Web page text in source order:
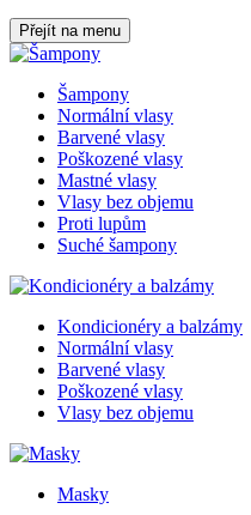
Přejít na menu
Šampony
Normální vlasy
Barvené vlasy
Poškozené vlasy
Mastné vlasy
Vlasy bez objemu
Proti lupům
Suché šampony
Kondicionéry a balzámy
Normální vlasy
Barvené vlasy
Poškozené vlasy
Vlasy bez objemu
Masky